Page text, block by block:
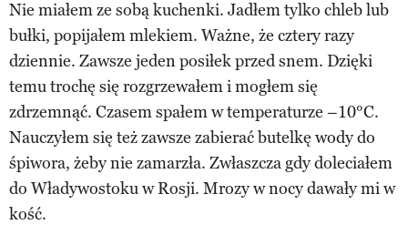
Nie miałem ze sobą kuchenki. Jadłem tylko chleb lub
bułki, popijałem mlekiem. Ważne, że cztery razy
dziennie. Zawsze jeden posiłek przed snem. Dzięki
temu trochę się rozgrzewałem i mogłem się
zdrzemnąć. Czasem spałem w temperaturze –10°C.
Nauczyłem się też zawsze zabierać butelkę wody do
śpiwora, żeby nie zamarzła. Zwłaszcza gdy doleciałem
do Władywostoku w Rosji. Mrozy w nocy dawały mi w
kość.